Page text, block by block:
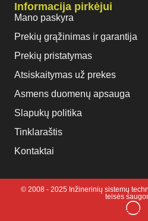
Informacija pirkėjui
Mano paskyra
Prekių grąžinimas ir garantija
Prekių pristatymas
Atsiskaitymas už prekes
Asmens duomenų apsauga
Slapukų politika
Tinklaraštis
Kontaktai
© 2008 - 2025 Inžinerinių sistemų
teisės